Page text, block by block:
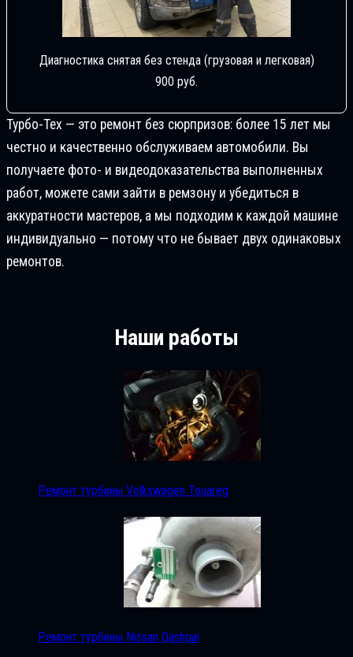
Диагностика снятая без стенда (грузовая и легковая)
900 руб.
Турбо-Тех — это ремонт без сюрпризов: более 15 лет мы
честно и качественно обслуживаем автомобили. Вы
получаете фото- и видеодоказательства выполненных
работ, можете сами зайти в ремзону и убедиться в
аккуратности мастеров, а мы подходим к каждой машине
индивидуально — потому что не бывает двух одинаковых
ремонтов.
Наши работы
Ремонт турбины Volkswagen Touareg
Ремонт турбины Nissan Qashqai